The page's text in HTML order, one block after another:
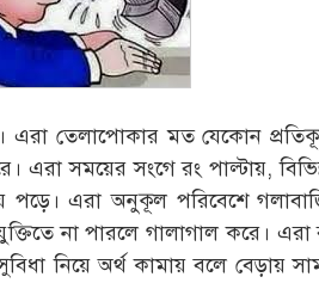
তেলাপোকার মত যেকোন
এরা সময়ের সংগে রং পাল্টায়,
পড়ে। এরা অনুকূল পরিবেশে
না পারলে গালাগাল করে। এরা
নিয়ে অর্থ কামায় বলে বেড়ায়